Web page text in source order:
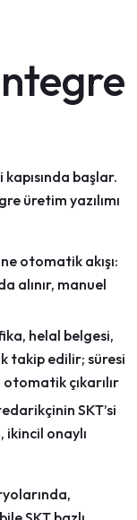
başlar.
üretim yazılımı
otomatik akışı:
alınır, manuel
helal belgesi,
takip edilir; süresi
çıkarılır
SKT’si
onaylı